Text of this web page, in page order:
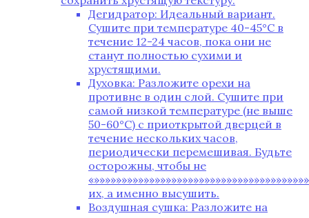
Дегидратор: Идеальный вариант.
Сушите при температуре 40-45°C в
течение 12-24 часов, пока они не
станут полностью сухими и
хрустящими.
Духовка: Разложите орехи на
противне в один слой. Сушите при
самой низкой температуре (не выше
50-60°C) с приоткрытой дверцей в
течение нескольких часов,
периодически перемешивая. Будьте
осторожны, чтобы не
их, а именно высушить.
Воздушная сушка: Разложите на